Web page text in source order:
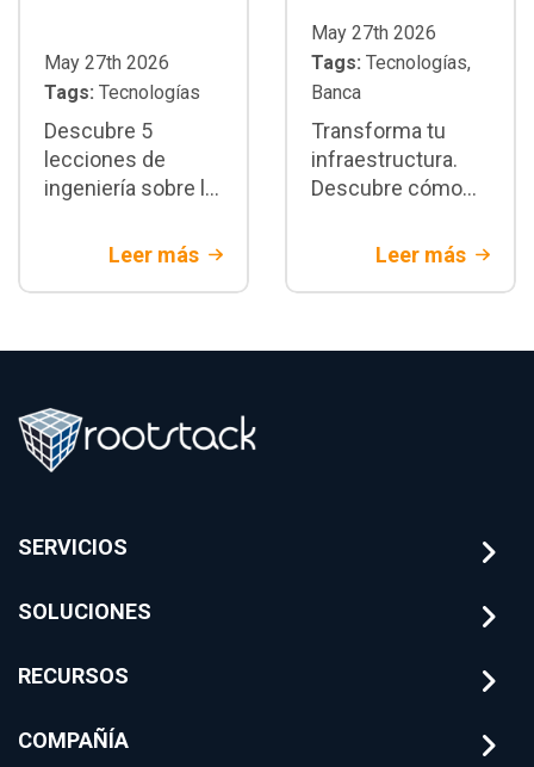
May 27th 2026
Tags: Tecnologías
Descubre 5
lecciones de
ingeniería sobre la
bancario legacy.
arquitectura y
riesgos
Rootstack
Leer más
May 27th 2026
Tags: Tecnologías,
Banca
Transforma tu
infraestructura.
Descubre cómo
regulatorios
para banca
arquitecturas de IA
Leer más
SERVICIOS
SOLUCIONES
RECURSOS
COMPAÑÍA